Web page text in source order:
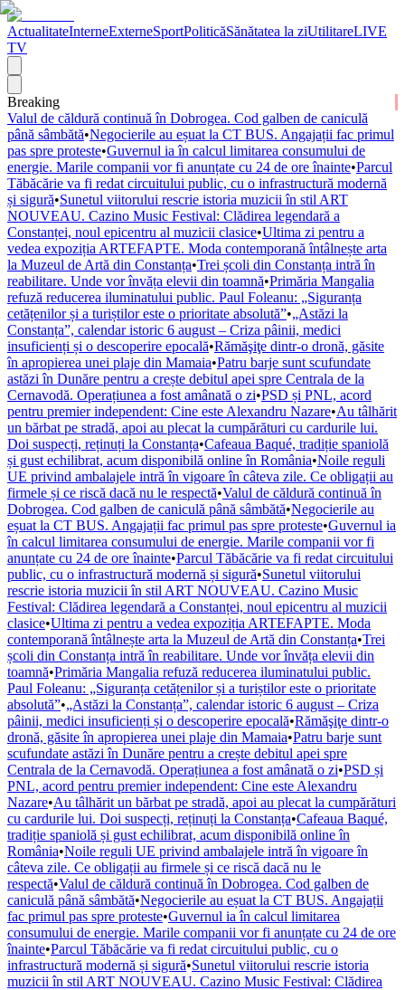
ActualitateInterneExterneSportPoliticăSănătatea la ziUtilitareLIVE
TV
Breaking
Valul de căldură continuă în Dobrogea. Cod galben de caniculă
până sâmbătă•Negocierile au eșuat la CT BUS. Angajații fac primul
pas spre proteste•Guvernul ia în calcul limitarea consumului de
energie. Marile companii vor fi anunțate cu 24 de ore înainte•Parcul
Tăbăcărie va fi redat circuitului public, cu o infrastructură modernă
și sigură•Sunetul viitorului rescrie istoria muzicii în stil ART
NOUVEAU. Cazino Music Festival: Clădirea legendară a
Constanței, noul epicentru al muzicii clasice•Ultima zi pentru a
vedea expoziția ARTEFAPTE. Moda contemporană întâlnește arta
la Muzeul de Artă din Constanța•Trei școli din Constanța intră în
reabilitare. Unde vor învăța elevii din toamnă•Primăria Mangalia
refuză reducerea iluminatului public. Paul Foleanu: „Siguranța
cetățenilor și a turiștilor este o prioritate absolută”•„Astăzi la
Constanța”, calendar istoric 6 august – Criza pâinii, medici
insuficienți și o descoperire epocală•Rămăşiţe dintr-o dronă, găsite
în apropierea unei plaje din Mamaia•Patru barje sunt scufundate
astăzi în Dunăre pentru a crește debitul apei spre Centrala de la
Cernavodă. Operațiunea a fost amânată o zi•PSD și PNL, acord
pentru premier independent: Cine este Alexandru Nazare•Au tâlhărit
un bărbat pe stradă, apoi au plecat la cumpărături cu cardurile lui.
Doi suspecți, reținuți la Constanța•Cafeaua Baqué, tradiție spaniolă
și gust echilibrat, acum disponibilă online în România•Noile reguli
UE privind ambalajele intră în vigoare în câteva zile. Ce obligații au
firmele și ce riscă dacă nu le respectă•Valul de căldură continuă în
Dobrogea. Cod galben de caniculă până sâmbătă•Negocierile au
eșuat la CT BUS. Angajații fac primul pas spre proteste•Guvernul ia
în calcul limitarea consumului de energie. Marile companii vor fi
anunțate cu 24 de ore înainte•Parcul Tăbăcărie va fi redat circuitului
public, cu o infrastructură modernă și sigură•Sunetul viitorului
rescrie istoria muzicii în stil ART NOUVEAU. Cazino Music
Festival: Clădirea legendară a Constanței, noul epicentru al muzicii
clasice•Ultima zi pentru a vedea expoziția ARTEFAPTE. Moda
contemporană întâlnește arta la Muzeul de Artă din Constanța•Trei
școli din Constanța intră în reabilitare. Unde vor învăța elevii din
toamnă•Primăria Mangalia refuză reducerea iluminatului public.
Paul Foleanu: „Siguranța cetățenilor și a turiștilor este o prioritate
absolută”•„Astăzi la Constanța”, calendar istoric 6 august – Criza
pâinii, medici insuficienți și o descoperire epocală•Rămăşiţe dintr-o
dronă, găsite în apropierea unei plaje din Mamaia•Patru barje sunt
scufundate astăzi în Dunăre pentru a crește debitul apei spre
Centrala de la Cernavodă. Operațiunea a fost amânată o zi•PSD și
PNL, acord pentru premier independent: Cine este Alexandru
Nazare•Au tâlhărit un bărbat pe stradă, apoi au plecat la cumpărături
cu cardurile lui. Doi suspecți, reținuți la Constanța•Cafeaua Baqué,
tradiție spaniolă și gust echilibrat, acum disponibilă online în
România•Noile reguli UE privind ambalajele intră în vigoare în
câteva zile. Ce obligații au firmele și ce riscă dacă nu le
respectă•Valul de căldură continuă în Dobrogea. Cod galben de
caniculă până sâmbătă•Negocierile au eșuat la CT BUS. Angajații
fac primul pas spre proteste•Guvernul ia în calcul limitarea
consumului de energie. Marile companii vor fi anunțate cu 24 de ore
înainte•Parcul Tăbăcărie va fi redat circuitului public, cu o
infrastructură modernă și sigură•Sunetul viitorului rescrie istoria
muzicii în stil ART NOUVEAU. Cazino Music Festival: Clădirea